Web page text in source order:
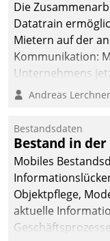
Zur Entwicklung
man auf
Cloudtechnologie,
bewährte und
agile
Die
Datatrain
Mietern auf der
Kommunikation:
Unternehmens
Mitarbeiter oder
Andreas Lerchner
Bestandsdaten
Bestand in der
Mobiles
Objektpflege,
aktuelle